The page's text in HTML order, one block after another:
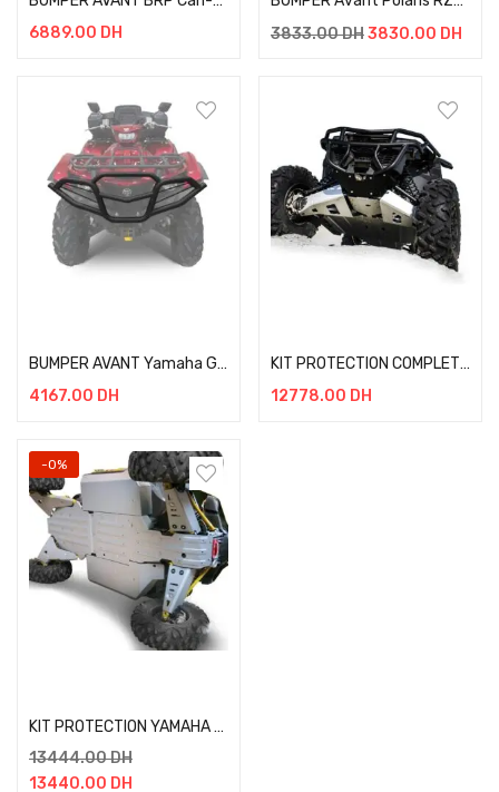
6889.00 DH
3833.00DH3830.00 DH
BUMPER AVANT Yamaha Grizzly 700 / Kodiak 700 (2019-)+ KIT DE FIXATION
4167.00 DH
KIT PROTECTION COMPLET Maverick X3 Turbo R, X DS Turbo R, X RS Turbo R (2016-)
12778.00 DH
-0%
KIT PROTECTION YAMAHA YXZ 1000R
13444.00DH
13440.00 DH